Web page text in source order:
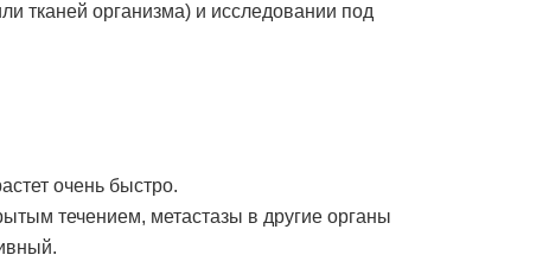
тканей организма) и исследовании под
очень быстро.
течением, метастазы в другие органы